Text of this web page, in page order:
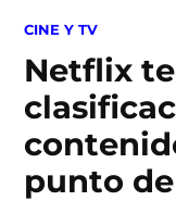
POSTED
CINE Y TV
Netflix
punto